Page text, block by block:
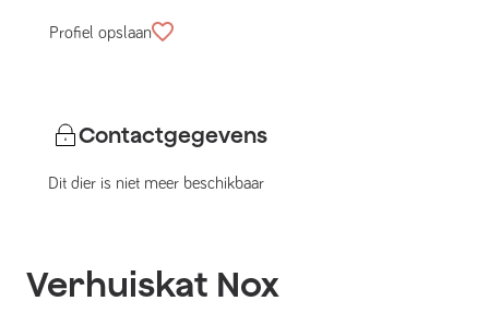
Profiel opslaan
Contactgegevens
Dit dier is niet meer beschikbaar
Verhuiskat Nox